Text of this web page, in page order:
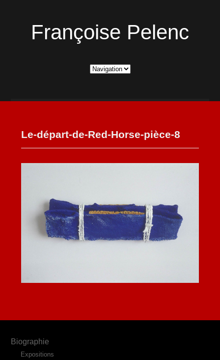
Françoise Pelenc
Le-départ-de-Red-Horse-pièce-8
Biographie
Expositions